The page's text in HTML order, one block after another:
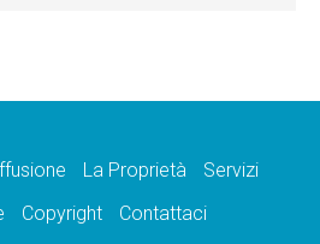
La Proprietà
Servizi
Copyright Contattaci